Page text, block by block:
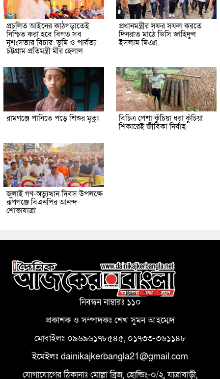
প্রচলিত আইনের কাঠগড়াতেই
নিশ্চিত করা হবে বিগত সব
নৃশংসতার বিচার: ভূমি ও পার্বত্য
চট্টগ্রাম প্রতিমন্ত্রী মীর হেলাল
প্রধানমন্ত্রীর সফর সফল করতে
দিনরাত মাঠে ডিসি জাহিদুল
ইসলাম মিঞা
রামগঞ্জে পানিতে পড়ে শিশুর মৃত্যু বিচিত্র পেশা কুঁচিয়া ধরা কুঁচিয়া
শিকারেই জীবিকা নির্বাহ
জুলাই গণ-অভ্যুত্থান দিবস উপলক্ষে
রূপগঞ্জে বিএনপির আনন্দ
শোভাযাত্রা
নিবন্ধন নাম্বারঃ ১১০
প্রকাশক ও সম্পাদকঃ শেখ সুমন আহম্মেদ
মোবাইলঃ ০৯৬৯৬১৭৮৫৪৫, ০১৭৩৩-৩৬১১৪৮
ইমেইলঃ dainikajkerbangla21@gmail.com
যোগাযোগের ঠিকানাঃ মোল্লা ব্রিজ, হোল্ডিং-০/২, যাত্রাবাড়ী,